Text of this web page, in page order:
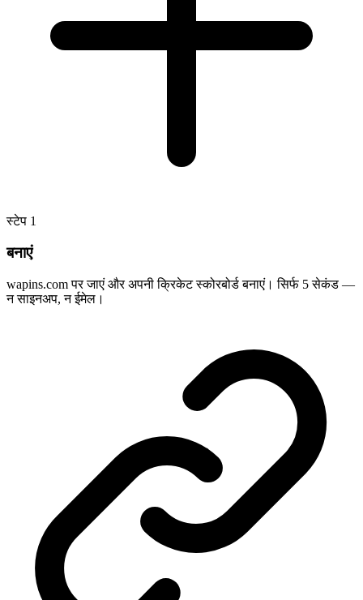
स्टेप 1
बनाएं
wapins.com पर जाएं और अपनी क्रिकेट स्कोरबोर्ड बनाएं। सिर्फ 5 सेकंड —
न साइनअप, न ईमेल।